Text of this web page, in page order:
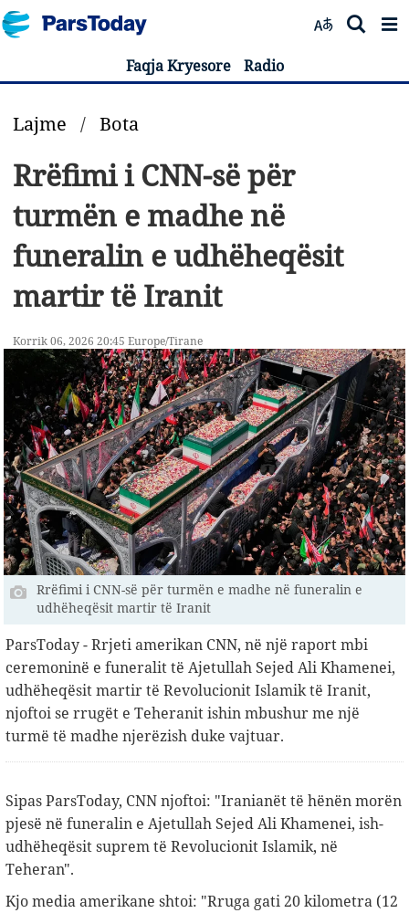
Faqja Kryesore Radio
Lajme / Bota
Rrëfimi i CNN-së për
turmën e madhe në
funeralin e udhëheqësit
martir të Iranit
Korrik 06, 2026 20:45 Europe/Tirane
Rrëfimi i CNN-së për turmën e madhe në funeralin e
udhëheqësit martir të Iranit
ParsToday - Rrjeti amerikan CNN, në një raport mbi
ceremoninë e funeralit të Ajetullah Sejed Ali Khamenei,
udhëheqësit martir të Revolucionit Islamik të Iranit,
njoftoi se rrugët e Teheranit ishin mbushur me një
turmë të madhe njerëzish duke vajtuar.
Sipas ParsToday, CNN njoftoi: "Iranianët të hënën morën
pjesë në funeralin e Ajetullah Sejed Ali Khamenei, ish-
udhëheqësit suprem të Revolucionit Islamik, në
Teheran".
Kjo media amerikane shtoi: "Rruga gati 20 kilometra (12